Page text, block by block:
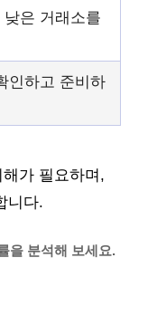
은 거래소를
인하고 준비하
가 필요하며,
니다.
을 분석해 보세요.